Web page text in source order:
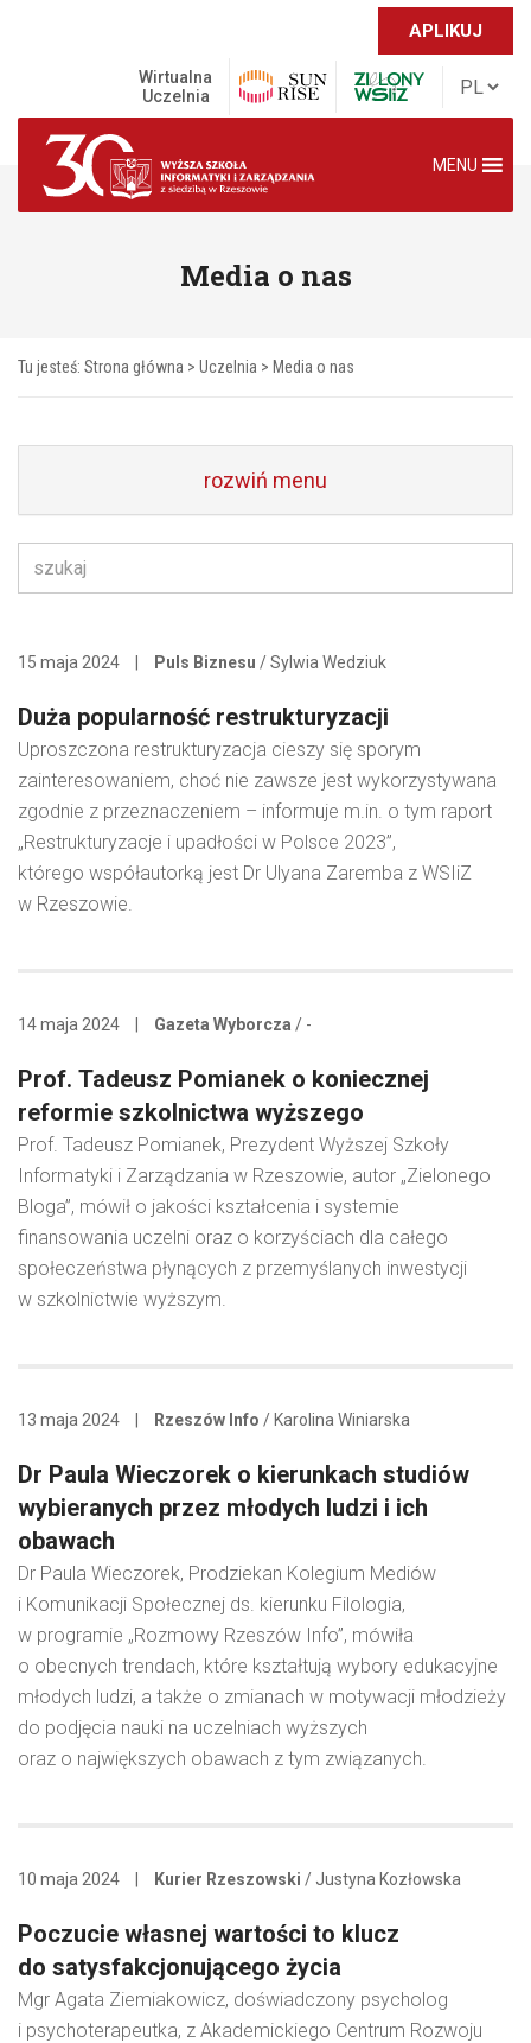
APLIKUJ
Wirtualna
Uczelnia
MENU
Media o nas
Tu jesteś: Strona główna > Uczelnia > Media o nas
rozwiń menu
15 maja 2024 Puls Biznesu / Sylwia Wedziuk
Duża popularność restrukturyzacji
Uproszczona restrukturyzacja cieszy się sporym
zainteresowaniem, choć nie zawsze jest wykorzystywana
zgodnie z przeznaczeniem – informuje m.in. o tym raport
„Restrukturyzacje i upadłości w Polsce 2023”,
którego współautorką jest Dr Ulyana Zaremba z WSIiZ
w Rzeszowie.
14 maja 2024 Gazeta Wyborcza / -
Prof. Tadeusz Pomianek o koniecznej
reformie szkolnictwa wyższego
Prof. Tadeusz Pomianek, Prezydent Wyższej Szkoły
Informatyki i Zarządzania w Rzeszowie, autor „Zielonego
Bloga”, mówił o jakości kształcenia i systemie
finansowania uczelni oraz o korzyściach dla całego
społeczeństwa płynących z przemyślanych inwestycji
w szkolnictwie wyższym.
13 maja 2024 Rzeszów Info / Karolina Winiarska
Dr Paula Wieczorek o kierunkach studiów
wybieranych przez młodych ludzi i ich
obawach
Dr Paula Wieczorek, Prodziekan Kolegium Mediów
i Komunikacji Społecznej ds. kierunku Filologia,
w programie „Rozmowy Rzeszów Info”, mówiła
o obecnych trendach, które kształtują wybory edukacyjne
młodych ludzi, a także o zmianach w motywacji młodzieży
do podjęcia nauki na uczelniach wyższych
oraz o największych obawach z tym związanych.
10 maja 2024 Kurier Rzeszowski / Justyna Kozłowska
Poczucie własnej wartości to klucz
do satysfakcjonującego życia
Mgr Agata Ziemiakowicz, doświadczony psycholog
i psychoterapeutka, z Akademickiego Centrum Rozwoju